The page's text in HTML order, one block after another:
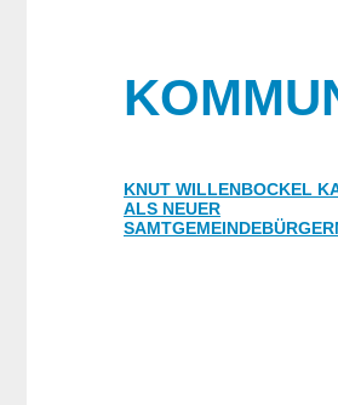
KNUT WILLENBOCKEL
ALS NEUER